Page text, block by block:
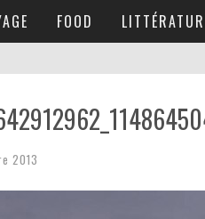
FOOD
2013